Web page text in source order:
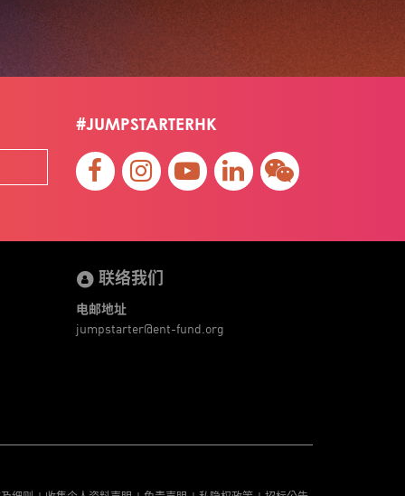
#JUMPSTARTERHK
联络我们
电邮地址
jumpstarter@ent-fund.org